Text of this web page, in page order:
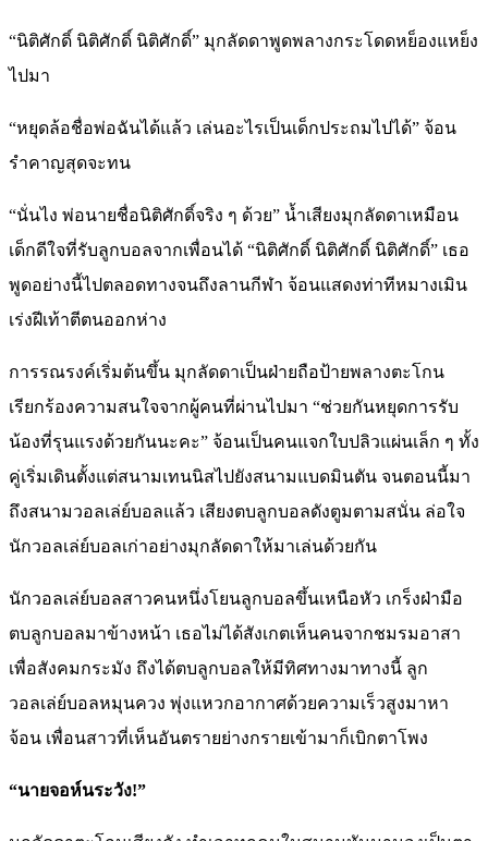
“นิติศักดิ์ นิติศักดิ์ นิติศักดิ์” มุกลัดดาพูดพลางกระโดดหย็องแหย็ง
ไปมา
“หยุดล้อชื่อพ่อฉันได้แล้ว เล่นอะไรเป็นเด็กประถมไปได้” จ้อน
รำคาญสุดจะทน
“นั่นไง พ่อนายชื่อนิติศักดิ์จริง ๆ ด้วย” น้ำเสียงมุกลัดดาเหมือน
เด็กดีใจที่รับลูกบอลจากเพื่อนได้ “นิติศักดิ์ นิติศักดิ์ นิติศักดิ์” เธอ
พูดอย่างนี้ไปตลอดทางจนถึงลานกีฬา จ้อนแสดงท่าทีหมางเมิน
เร่งฝีเท้าตีตนออกห่าง
การรณรงค์เริ่มต้นขึ้น มุกลัดดาเป็นฝ่ายถือป้ายพลางตะโกน
เรียกร้องความสนใจจากผู้คนที่ผ่านไปมา “ช่วยกันหยุดการรับ
น้องที่รุนแรงด้วยกันนะคะ” จ้อนเป็นคนแจกใบปลิวแผ่นเล็ก ๆ ทั้ง
คู่เริ่มเดินตั้งแต่สนามเทนนิสไปยังสนามแบดมินตัน จนตอนนี้มา
ถึงสนามวอลเล่ย์บอลแล้ว เสียงตบลูกบอลดังตูมตามสนั่น ล่อใจ
นักวอลเล่ย์บอลเก่าอย่างมุกลัดดาให้มาเล่นด้วยกัน
นักวอลเล่ย์บอลสาวคนหนึ่งโยนลูกบอลขึ้นเหนือหัว เกร็งฝ่ามือ
ตบลูกบอลมาข้างหน้า เธอไม่ได้สังเกตเห็นคนจากชมรมอาสา
เพื่อสังคมกระมัง ถึงได้ตบลูกบอลให้มีทิศทางมาทางนี้ ลูก
วอลเล่ย์บอลหมุนควง พุ่งแหวกอากาศด้วยความเร็วสูงมาหา
จ้อน เพื่อนสาวที่เห็นอันตรายย่างกรายเข้ามาก็เบิกตาโพง
“นายจอห์นระวัง!”